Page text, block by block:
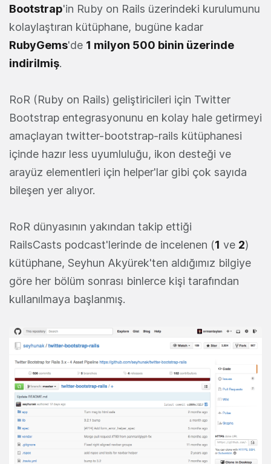
Bootstrap'in Ruby on Rails üzerindeki kurulumunu
kolaylaştıran kütüphane, bugüne kadar
RubyGems'de 1 milyon 500 binin üzerinde
indirilmiş.
RoR (Ruby on Rails) geliştiricileri için Twitter
Bootstrap entegrasyonunu en kolay hale getirmeyi
amaçlayan twitter-bootstrap-rails kütüphanesi
içinde hazır less uyumluluğu, ikon desteği ve
arayüz elementleri için helper'lar gibi çok sayıda
bileşen yer alıyor.
RoR dünyasının yakından takip ettiği
RailsCasts podcast'lerinde de incelenen (1 ve 2)
kütüphane, Seyhun Akyürek'ten aldığımız bilgiye
göre her bölüm sonrası binlerce kişi tarafından
kullanılmaya başlanmış.